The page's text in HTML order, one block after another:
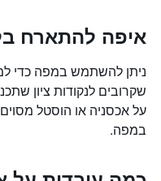
איפה להתארח
ניתן להשתמש במפה כדי
שקרובים לנקודות ציון
על אכסניה או הוסטל
במפה.